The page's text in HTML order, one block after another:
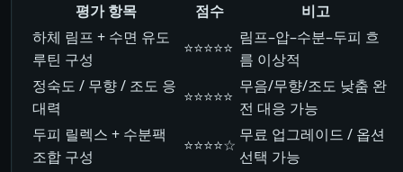
평가 항목 점수
비고
하체 림프 + 수면 유도
루틴 구성
⭐⭐⭐⭐⭐
림프–압–수분–두피 흐
름 이상적
정숙도 / 무향 / 조도 응
대력
⭐⭐⭐⭐⭐
무음/무향/조도 낮춤 완
전 대응 가능
두피 릴렉스 + 수분팩
조합 구성
⭐⭐⭐⭐☆
무료 업그레이드 / 옵션
선택 가능